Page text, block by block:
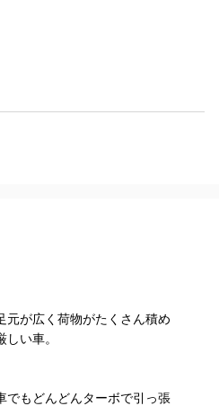
元が広く荷物がたくさん積め
い車。
でもどんどんターボで引っ張